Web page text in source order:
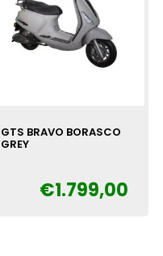
GTS BRAVO BORASCO
GREY
Oorspronkelijke
€1.799,00
Huidige